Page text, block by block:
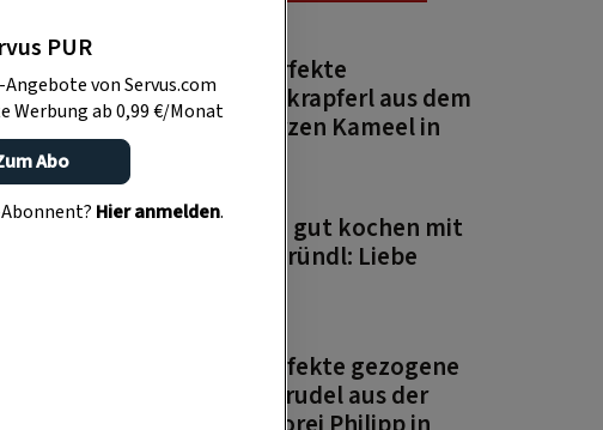
Das perfekte
Punschkrapferl aus dem
Schwarzen Kameel in
PODCAST
Einfach gut kochen mit
Paula Bründl: Liebe
Der perfekte gezogene
Apfelstrudel aus der
PUR
von Servus.com
Werbung ab 0,99 €/Monat
Abo
Hier anmelden.